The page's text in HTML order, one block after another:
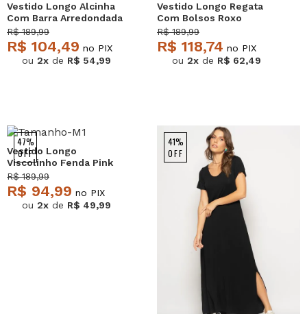
Vestido Longo Alcinha
Com Barra Arredondada
E Bolsos Telha Salvatore
R$ 189,99
R$ 104,49 no PIX
ou 2x de R$ 54,99
Vestido Longo Regata
Com Bolsos Roxo
Salvatore
R$ 189,99
R$ 118,74 no PIX
ou 2x de R$ 62,49
47%
OFF
Vestido Longo
Viscolinho Fenda Pink
Salvatore
R$ 189,99
R$ 94,99 no PIX
ou 2x de R$ 49,99
41%
OFF